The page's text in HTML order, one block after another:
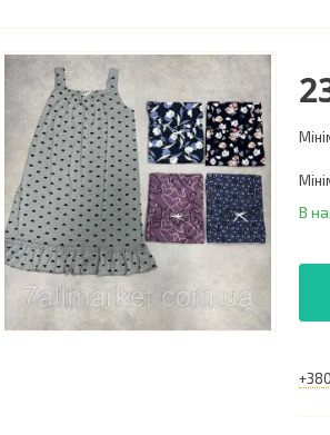
В